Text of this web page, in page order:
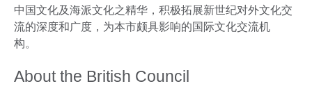
中国文化及海派文化之精华，积极拓展新世纪对外文化交
流的深度和广度，为本市颇具影响的国际文化交流机
构。
About the British Council